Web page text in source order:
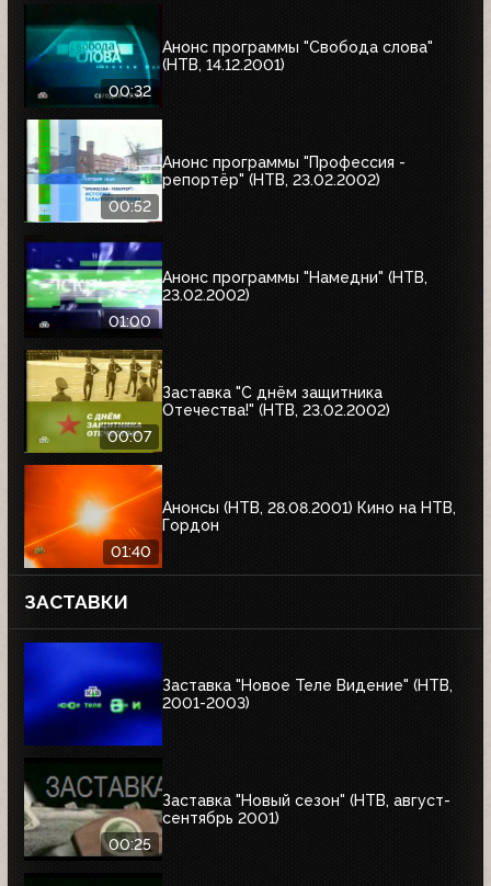
00:32
Анонс программы "Свобода слова"
(НТВ, 14.12.2001)
00:52
Анонс программы "Профессия -
репортёр" (НТВ, 23.02.2002)
01:00
Анонс программы "Намедни" (НТВ,
23.02.2002)
00:07
Заставка "С днём защитника
Отечества!" (НТВ, 23.02.2002)
01:40
Анонсы (НТВ, 28.08.2001) Кино на НТВ,
Гордон
ЗАСТАВКИ
Заставка "Новое Теле Видение" (НТВ,
2001-2003)
00:25
Заставка "Новый сезон" (НТВ, август-
сентябрь 2001)